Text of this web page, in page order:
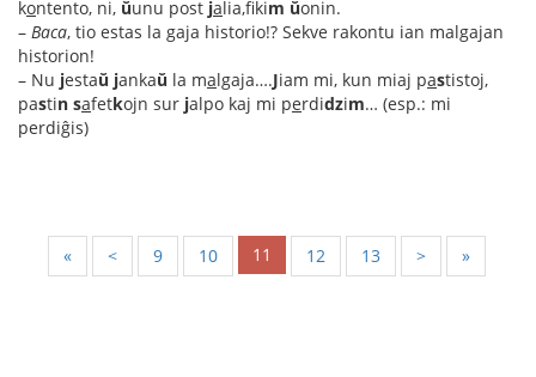
kontento, ni, ŭunu post jalia,fikim ŭonin.
– Baca, tio estas la gaja historio!? Sekve rakontu ian malgajan
historion!
– Nu jestaŭ jankaŭ la malgaja….Jiam mi, kun miaj pastistoj,
pastin safetkojn sur jalpo kaj mi perdidzim… (esp.: mi
perdiĝis)
« < 9 10 11 12 13 > »